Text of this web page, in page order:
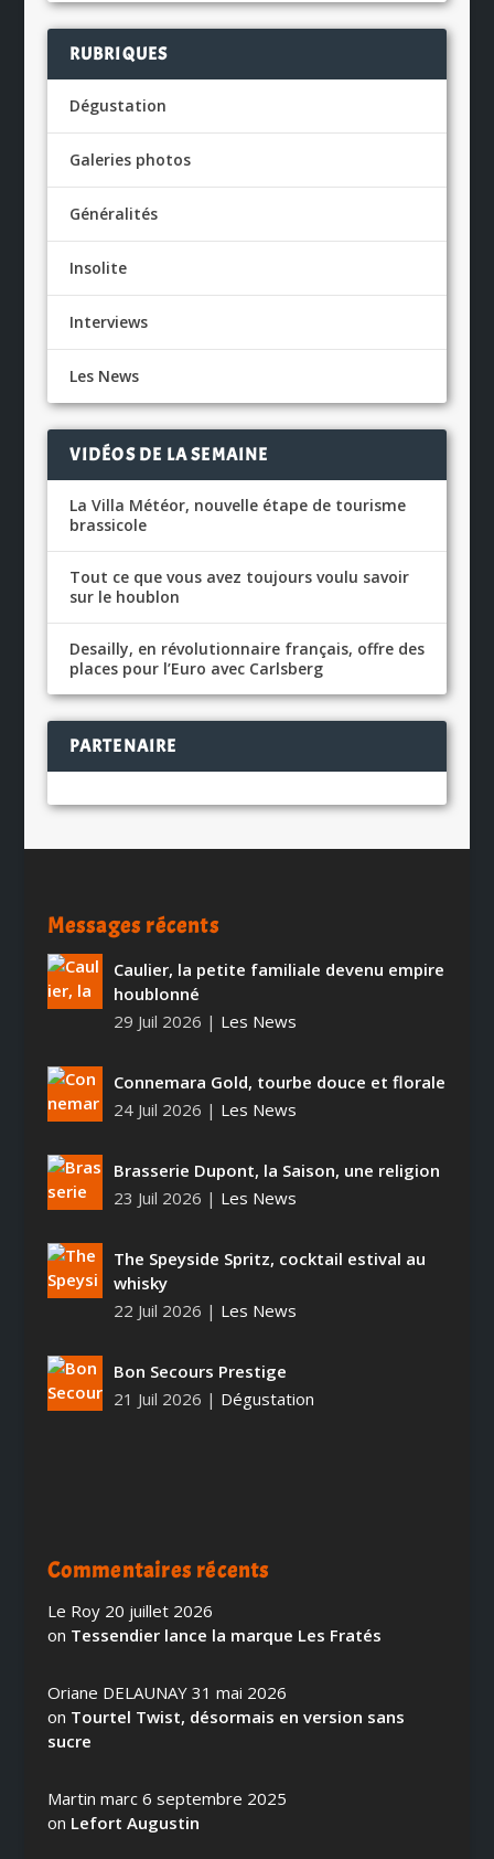
RUBRIQUES
Dégustation
Galeries photos
Généralités
Insolite
Interviews
Les News
VIDÉOS DE LA SEMAINE
La Villa Météor, nouvelle étape de tourisme
brassicole
Tout ce que vous avez toujours voulu savoir
sur le houblon
Desailly, en révolutionnaire français, offre des
places pour l’Euro avec Carlsberg
PARTENAIRE
Messages récents
Caulier, la petite familiale devenu empire
houblonné
29 Juil 2026 | Les News
Connemara Gold, tourbe douce et florale
24 Juil 2026 | Les News
Brasserie Dupont, la Saison, une religion
23 Juil 2026 | Les News
The Speyside Spritz, cocktail estival au
whisky
22 Juil 2026 | Les News
Bon Secours Prestige
21 Juil 2026 | Dégustation
Commentaires récents
Le Roy 20 juillet 2026
on Tessendier lance la marque Les Fratés
Oriane DELAUNAY 31 mai 2026
on Tourtel Twist, désormais en version sans
sucre
Martin marc 6 septembre 2025
on Lefort Augustin